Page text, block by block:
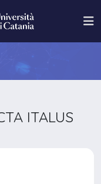
ITALUS